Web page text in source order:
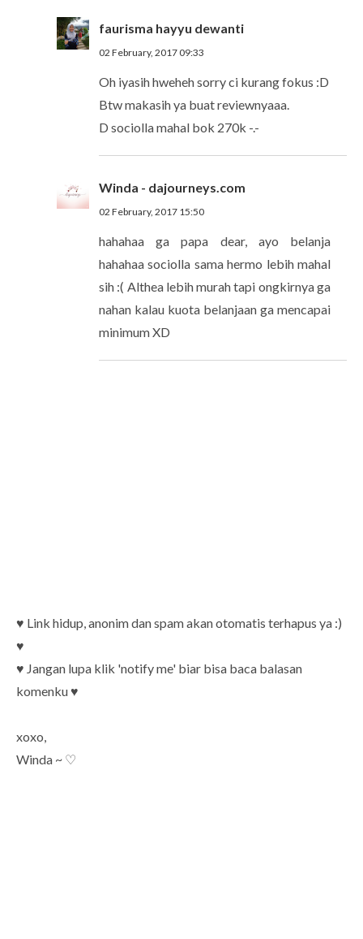
faurisma hayyu dewanti
02 February, 2017 09:33
Oh iyasih hweheh sorry ci kurang fokus :D
Btw makasih ya buat reviewnyaaa.
D sociolla mahal bok 270k -.-
Winda - dajourneys.com
02 February, 2017 15:50
hahahaa ga papa dear, ayo belanja
hahahaa sociolla sama hermo lebih mahal
sih :( Althea lebih murah tapi ongkirnya ga
nahan kalau kuota belanjaan ga mencapai
minimum XD
♥ Link hidup, anonim dan spam akan otomatis terhapus ya :)
♥
♥ Jangan lupa klik 'notify me' biar bisa baca balasan
komenku ♥
xoxo,
Winda ~ ♡